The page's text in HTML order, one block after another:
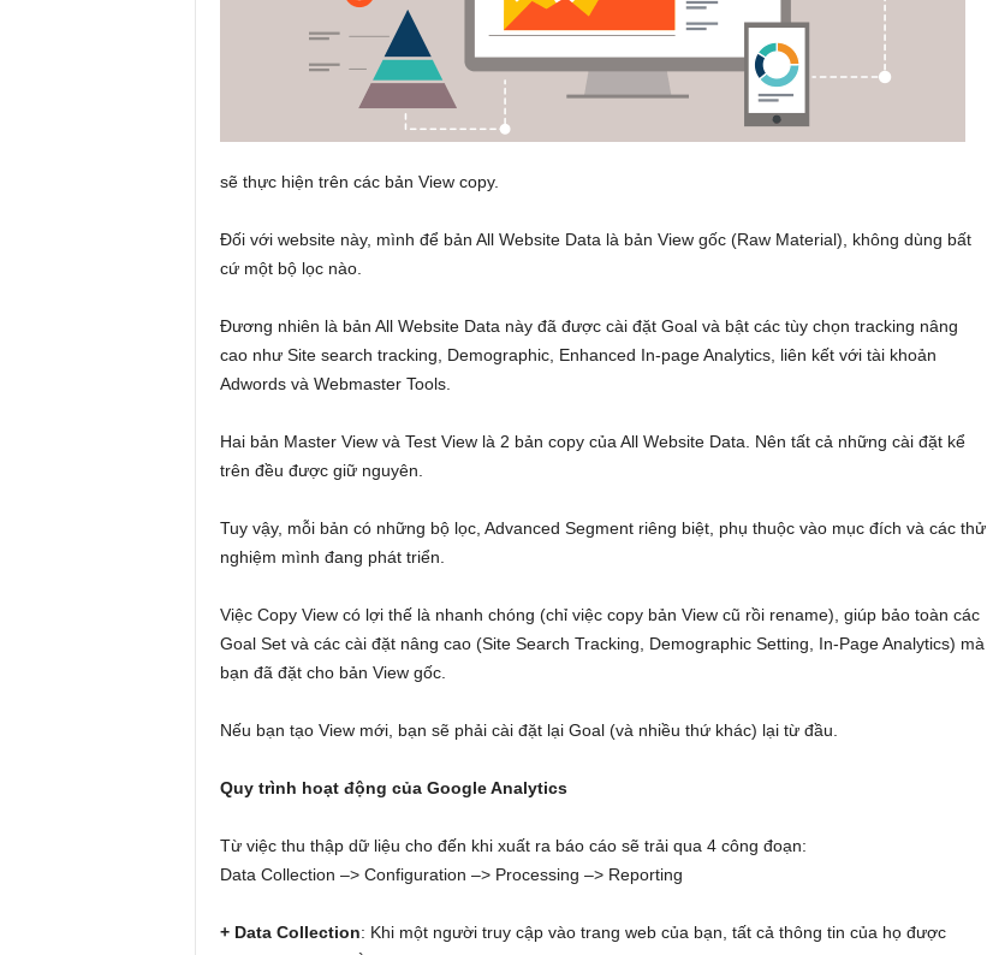
sẽ thực hiện trên các bản View copy.
Đối với website này, mình để bản All Website Data là bản View gốc (Raw Material), không dùng bất
cứ một bộ lọc nào.
Đương nhiên là bản All Website Data này đã được cài đặt Goal và bật các tùy chọn tracking nâng
cao như Site search tracking, Demographic, Enhanced In-page Analytics, liên kết với tài khoản
Adwords và Webmaster Tools.
Hai bản Master View và Test View là 2 bản copy của All Website Data. Nên tất cả những cài đặt kể
trên đều được giữ nguyên.
Tuy vậy, mỗi bản có những bộ lọc, Advanced Segment riêng biệt, phụ thuộc vào mục đích và các thử
nghiệm mình đang phát triển.
Việc Copy View có lợi thế là nhanh chóng (chỉ việc copy bản View cũ rồi rename), giúp bảo toàn các
Goal Set và các cài đặt nâng cao (Site Search Tracking, Demographic Setting, In-Page Analytics) mà
bạn đã đặt cho bản View gốc.
Nếu bạn tạo View mới, bạn sẽ phải cài đặt lại Goal (và nhiều thứ khác) lại từ đầu.
Quy trình hoạt động của Google Analytics
Từ việc thu thập dữ liệu cho đến khi xuất ra báo cáo sẽ trải qua 4 công đoạn:
Data Collection –> Configuration –> Processing –> Reporting
+ Data Collection: Khi một người truy cập vào trang web của bạn, tất cả thông tin của họ được